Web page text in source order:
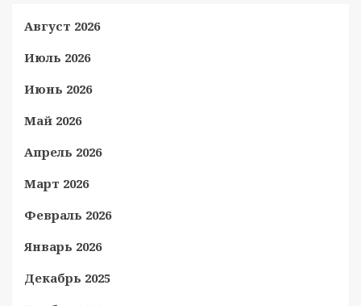
Август 2026
Июль 2026
Июнь 2026
Май 2026
Апрель 2026
Март 2026
Февраль 2026
Январь 2026
Декабрь 2025